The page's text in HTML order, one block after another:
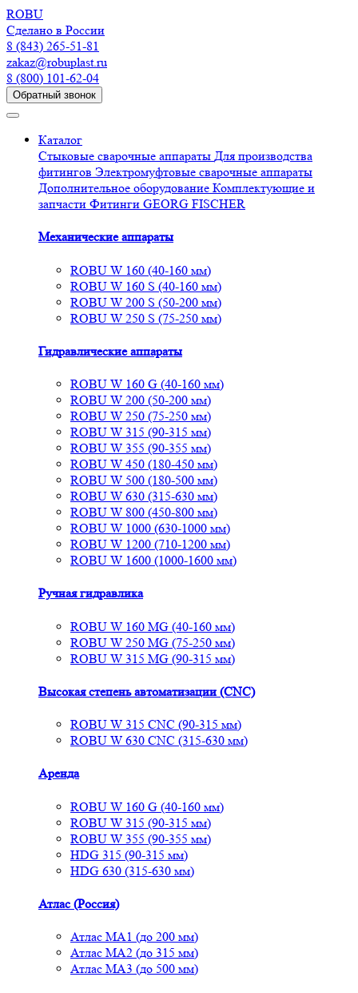
ROBU
Сделано в России
8 (843) 265-51-81
zakaz@robuplast.ru
8 (800) 101-62-04
Обратный звонок
Каталог
Стыковые сварочные аппараты Для производства
фитингов Электромуфтовые сварочные аппараты
Дополнительное оборудование Комплектующие и
запчасти Фитинги GEORG FISCHER
Механические аппараты
ROBU W 160 (40-160 мм)
ROBU W 160 S (40-160 мм)
ROBU W 200 S (50-200 мм)
ROBU W 250 S (75-250 мм)
Гидравлические аппараты
ROBU W 160 G (40-160 мм)
ROBU W 200 (50-200 мм)
ROBU W 250 (75-250 мм)
ROBU W 315 (90-315 мм)
ROBU W 355 (90-355 мм)
ROBU W 450 (180-450 мм)
ROBU W 500 (180-500 мм)
ROBU W 630 (315-630 мм)
ROBU W 800 (450-800 мм)
ROBU W 1000 (630-1000 мм)
ROBU W 1200 (710-1200 мм)
ROBU W 1600 (1000-1600 мм)
Ручная гидравлика
ROBU W 160 MG (40-160 мм)
ROBU W 250 MG (75-250 мм)
ROBU W 315 MG (90-315 мм)
Высокая степень автоматизации (CNC)
ROBU W 315 CNC (90-315 мм)
ROBU W 630 CNC (315-630 мм)
Аренда
ROBU W 160 G (40-160 мм)
ROBU W 315 (90-315 мм)
ROBU W 355 (90-355 мм)
HDG 315 (90-315 мм)
HDG 630 (315-630 мм)
Атлас (Россия)
Атлас МА1 (до 200 мм)
Атлас МА2 (до 315 мм)
Атлас МА3 (до 500 мм)